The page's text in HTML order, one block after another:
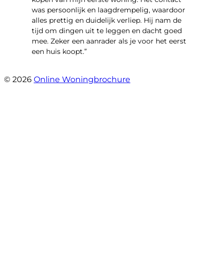
was persoonlijk en laagdrempelig, waardoor
alles prettig en duidelijk verliep. Hij nam de
tijd om dingen uit te leggen en dacht goed
mee. Zeker een aanrader als je voor het eerst
een huis koopt.”
© 2026 Online Woningbrochure